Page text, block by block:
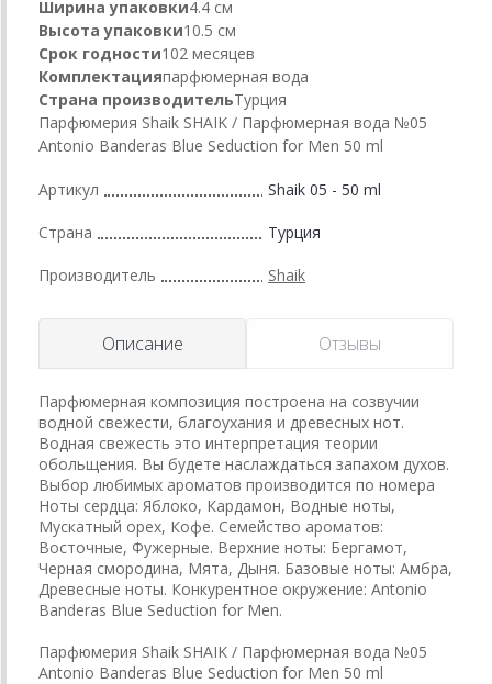
Ширина упаковки4.4 см
Высота упаковки10.5 см
Срок годности102 месяцев
Комплектацияпарфюмерная вода
Страна производительТурция
Парфюмерия Shaik SHAIK / Парфюмерная вода №05
Antonio Banderas Blue Seduction for Men 50 ml
Артикул Shaik 05 - 50 ml
Страна Турция
Производитель Shaik
Описание Отзывы
Парфюмерная композиция построена на созвучии
водной свежести, благоухания и древесных нот.
Водная свежесть это интерпретация теории
обольщения. Вы будете наслаждаться запахом духов.
Выбор любимых ароматов производится по номера
Ноты сердца: Яблоко, Кардамон, Водные ноты,
Мускатный орех, Кофе. Семейство ароматов:
Восточные, Фужерные. Верхние ноты: Бергамот,
Черная смородина, Мята, Дыня. Базовые ноты: Амбра,
Древесные ноты. Конкурентное окружение: Antonio
Banderas Blue Seduction for Men.
Парфюмерия Shaik SHAIK / Парфюмерная вода №05
Antonio Banderas Blue Seduction for Men 50 ml